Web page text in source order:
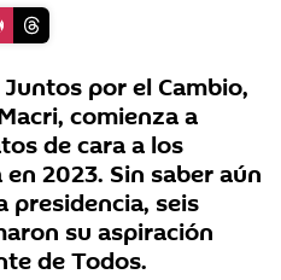
por el Cambio,
comienza a
de cara a los
2023. Sin saber aún
presidencia, seis
su aspiración
de Todos.